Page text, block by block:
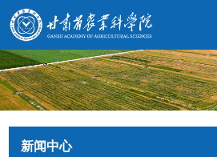
新闻中心